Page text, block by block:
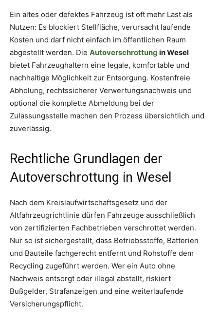
Ein altes oder defektes Fahrzeug ist oft mehr Last als
Nutzen: Es blockiert Stellfläche, verursacht laufende
Kosten und darf nicht einfach im öffentlichen Raum
abgestellt werden. Die Autoverschrottung in Wesel
bietet Fahrzeughaltern eine legale, komfortable und
nachhaltige Möglichkeit zur Entsorgung. Kostenfreie
Abholung, rechtssicherer Verwertungsnachweis und
optional die komplette Abmeldung bei der
Zulassungsstelle machen den Prozess übersichtlich und
zuverlässig.
Rechtliche Grundlagen der
Autoverschrottung in Wesel
Nach dem Kreislaufwirtschaftsgesetz und der
Altfahrzeugrichtlinie dürfen Fahrzeuge ausschließlich
von zertifizierten Fachbetrieben verschrottet werden.
Nur so ist sichergestellt, dass Betriebsstoffe, Batterien
und Bauteile fachgerecht entfernt und Rohstoffe dem
Recycling zugeführt werden. Wer ein Auto ohne
Nachweis entsorgt oder illegal abstellt, riskiert
Bußgelder, Strafanzeigen und eine weiterlaufende
Versicherungspflicht.